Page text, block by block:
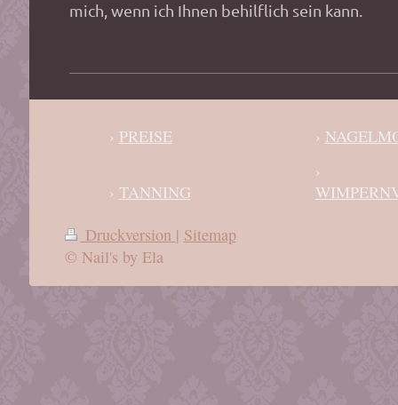
mich, wenn ich Ihnen behilflich sein kann.
PREISE
TANNING
Druckversion | Sitemap
© Nail's by Ela